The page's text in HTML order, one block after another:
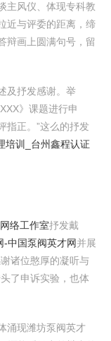
主风仪、体现专科教
近与评委的距离，缔
辩画上圆满句号，留
及抒发感谢。举
》课题进行申
指正。”这么的抒发
培训_台州鑫程认证
络工作室抒发戴
中国泵阀英才网并展
诸位憨厚的凝听与
了申诉实验，也体
涌现潍坊泵阀英才